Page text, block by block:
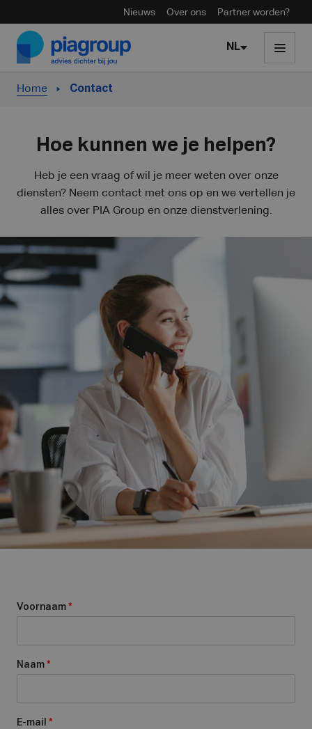
Nieuws Over ons Partner worden?
Skip to content
NL
Home Contact
Hoe kunnen we je helpen?
Heb je een vraag of wil je meer weten over onze
diensten? Neem contact met ons op en we vertellen je
alles over PIA Group en onze dienstverlening.
Voornaam *
Naam *
E-mail *